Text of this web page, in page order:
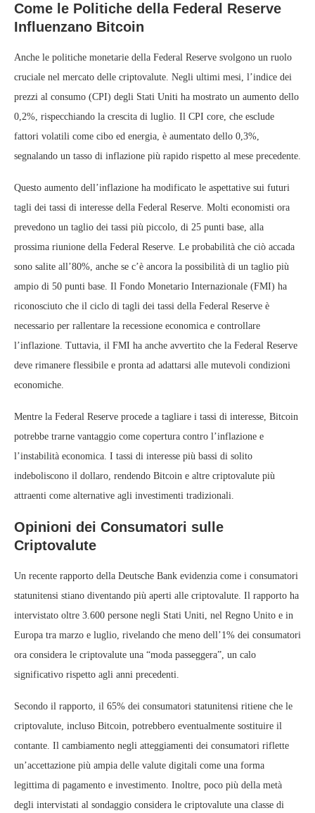
Come le Politiche della Federal Reserve
Influenzano Bitcoin
Anche le politiche monetarie della Federal Reserve svolgono un ruolo
cruciale nel mercato delle criptovalute. Negli ultimi mesi, l’indice dei
prezzi al consumo (CPI) degli Stati Uniti ha mostrato un aumento dello
0,2%, rispecchiando la crescita di luglio. Il CPI core, che esclude
fattori volatili come cibo ed energia, è aumentato dello 0,3%,
segnalando un tasso di inflazione più rapido rispetto al mese precedente.
Questo aumento dell’inflazione ha modificato le aspettative sui futuri
tagli dei tassi di interesse della Federal Reserve. Molti economisti ora
prevedono un taglio dei tassi più piccolo, di 25 punti base, alla
prossima riunione della Federal Reserve. Le probabilità che ciò accada
sono salite all’80%, anche se c’è ancora la possibilità di un taglio più
ampio di 50 punti base. Il Fondo Monetario Internazionale (FMI) ha
riconosciuto che il ciclo di tagli dei tassi della Federal Reserve è
necessario per rallentare la recessione economica e controllare
l’inflazione. Tuttavia, il FMI ha anche avvertito che la Federal Reserve
deve rimanere flessibile e pronta ad adattarsi alle mutevoli condizioni
economiche.
Mentre la Federal Reserve procede a tagliare i tassi di interesse, Bitcoin
potrebbe trarne vantaggio come copertura contro l’inflazione e
l’instabilità economica. I tassi di interesse più bassi di solito
indeboliscono il dollaro, rendendo Bitcoin e altre criptovalute più
attraenti come alternative agli investimenti tradizionali.
Opinioni dei Consumatori sulle
Criptovalute
Un recente rapporto della Deutsche Bank evidenzia come i consumatori
statunitensi stiano diventando più aperti alle criptovalute. Il rapporto ha
intervistato oltre 3.600 persone negli Stati Uniti, nel Regno Unito e in
Europa tra marzo e luglio, rivelando che meno dell’1% dei consumatori
ora considera le criptovalute una “moda passeggera”, un calo
significativo rispetto agli anni precedenti.
Secondo il rapporto, il 65% dei consumatori statunitensi ritiene che le
criptovalute, incluso Bitcoin, potrebbero eventualmente sostituire il
contante. Il cambiamento negli atteggiamenti dei consumatori riflette
un’accettazione più ampia delle valute digitali come una forma
legittima di pagamento e investimento. Inoltre, poco più della metà
degli intervistati al sondaggio considera le criptovalute una classe di